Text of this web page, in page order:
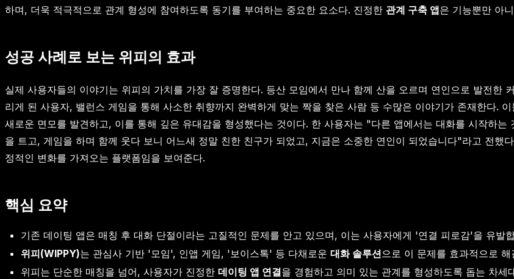
하며, 더욱 적극적으로 관계 형성에 참여하도록 동기를 부여하는 중요한 요소다. 진정한 관계 구축 앱은 기능뿐만 아
성공 사례로 보는 위피의 효과
실제 사용자들의 이야기는 위피의 가치를 가장 잘 증명한다. 등산 모임에서 만나 함께 산을 오르며 연인으로 발전한
리게 된 사용자, 밸런스 게임을 통해 사소한 취향까지 완벽하게 맞는 짝을 찾은 사람 등 수많은 이야기가 존재한다.
새로운 면모를 발견하고, 이를 통해 깊은 유대감을 형성했다는 것이다. 한 사용자는 "다른 앱에서는 대화를 시작하
을 트고, 게임을 하며 함께 웃다 보니 어느새 정말 친한 친구가 되었고, 지금은 소중한 연인이 되었습니다"라고 전했
정적인 변화를 가져오는 플랫폼임을 보여준다.
핵심 요약
기존 데이팅 앱은 매칭 후 대화 단절이라는 고질적인 문제를 안고 있으며, 이는 사용자에게 '연결 피로감'을 유발
위피(WIPPY)는 관심사 기반 '모임', 인앱 게임, '보이스톡' 등 다채로운 대화 솔루션으로 이 문제를 효과적으로 해
위피는 단순한 매칭을 넘어, 사용자가 진정한 데이팅 앱 연결을 경험하고 의미 있는 관계를 형성하도록 돕는 차세